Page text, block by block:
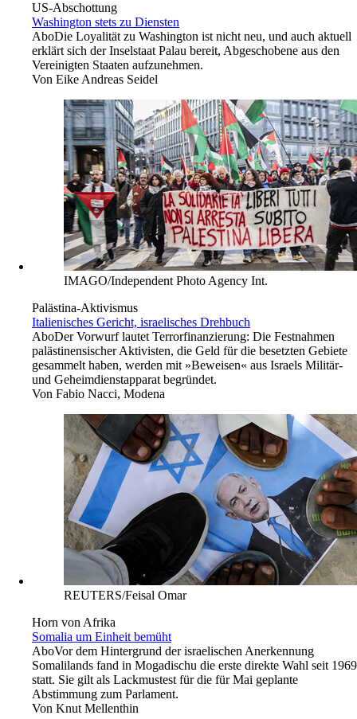
US-Abschottung
Washington stets zu Diensten
AboDie Loyalität zu Washington ist nicht neu, und auch aktuell
erklärt sich der Inselstaat Palau bereit, Abgeschobene aus den
Vereinigten Staaten aufzunehmen.
Von Eike Andreas Seidel
IMAGO/Independent Photo Agency Int.
Palästina-Aktivismus
Italienisches Gericht, israelisches Drehbuch
AboDer Vorwurf lautet Terrorfinanzierung: Die Festnahmen
palästinensischer Aktivisten, die Geld für die besetzten Gebiete
gesammelt haben, werden mit »Beweisen« aus Israels Militär-
und Geheimdienstapparat begründet.
Von Fabio Nacci, Modena
REUTERS/Feisal Omar
Horn von Afrika
Somalia um Einheit bemüht
AboVor dem Hintergrund der israelischen Anerkennung
Somalilands fand in Mogadischu die erste direkte Wahl seit 1969
statt. Sie gilt als Lackmustest für die für Mai geplante
Abstimmung zum Parlament.
Von Knut Mellenthin